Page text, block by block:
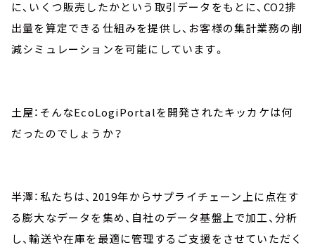
に、いくつ販売したかという取引データをもとに、CO2排
出量を算定できる仕組みを提供し、お客様の集計業務の削
減シミュレーションを可能にしています。
土屋：そんなEcoLogiPortalを開発されたキッカケは何
だったのでしょうか？
半澤：私たちは、2019年からサプライチェーン上に点在す
る膨大なデータを集め、自社のデータ基盤上で加工、分析
し、輸送や在庫を最適に管理するご支援をさせていただく